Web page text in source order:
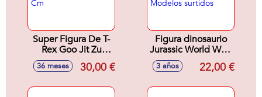
Super Figura De T-
Rex Goo Jit Zu
Jurassic Heroes 30
Cm
36 meses 30,00 €
Figura dinosaurio
Jurassic World Wild
ruge y golpea. -
Modelos surtidos
3 años 22,00 €